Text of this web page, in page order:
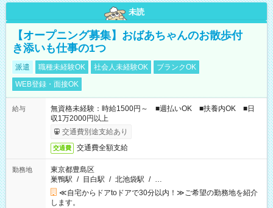
未読
【オープニング募集】おばあちゃんのお散歩付
き添いも仕事の1つ
派遣 職種未経験OK 社会人未経験OK
ブランクOK
WEB登録・面接OK
給与
無資格未経験：時給1500円～ ■週払いOK ■扶養内OK ■日
収1万2000円以上
交通費別途支給あり
交通費 交通費全額支給
勤務地
東京都豊島区
巣鴨駅 / 目白駅 / 北池袋駅 / …
≪自宅からドアtoドアで30分以内！≫ご希望の勤務地を紹介
します。